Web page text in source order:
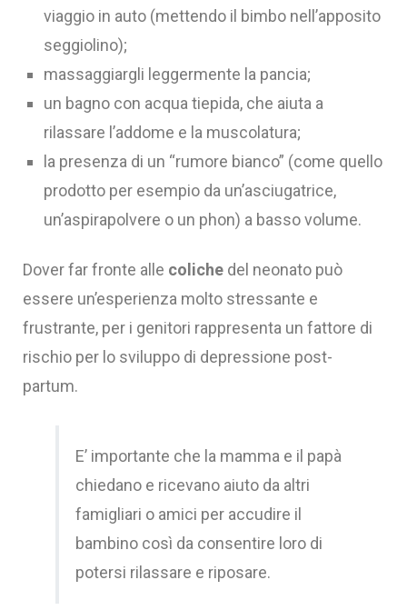
viaggio in auto (mettendo il bimbo nell’apposito
seggiolino);
massaggiargli leggermente la pancia;
un bagno con acqua tiepida, che aiuta a
rilassare l’addome e la muscolatura;
la presenza di un “rumore bianco” (come quello
prodotto per esempio da un’asciugatrice,
un’aspirapolvere o un phon) a basso volume.‍
Dover far fronte alle coliche del neonato può
essere un’esperienza molto stressante e
frustrante, per i genitori rappresenta un fattore di
rischio per lo sviluppo di depressione post-
partum.
E’ importante che la mamma e il papà
chiedano e ricevano aiuto da altri
famigliari o amici per accudire il
bambino così da consentire loro di
potersi rilassare e riposare.